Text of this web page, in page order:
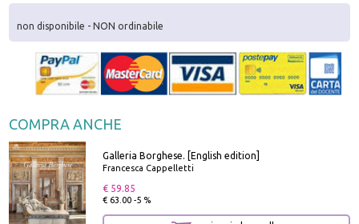
non disponibile - NON ordinabile
COMPRA ANCHE
Galleria Borghese. [English edition]
Francesca Cappelletti
€ 59.85
€ 63.00 -5 %